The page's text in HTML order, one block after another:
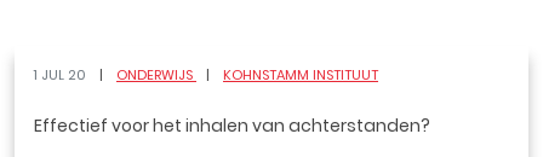
1 JUL 20 ONDERWIJS KOHNSTAMM INSTITUUT
Effectief voor het inhalen van achterstanden?